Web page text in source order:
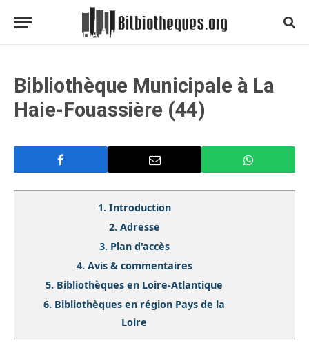
Bibliothèque Municipale à La
Haie-Fouassière (44)
1. Introduction
2. Adresse
3. Plan d'accès
4. Avis & commentaires
5. Bibliothèques en Loire-Atlantique
6. Bibliothèques en région Pays de la
Loire